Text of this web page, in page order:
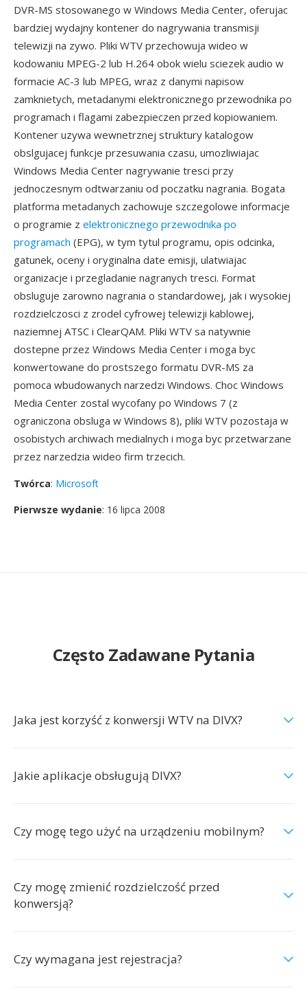
DVR-MS stosowanego w Windows Media Center, oferujac
bardziej wydajny kontener do nagrywania transmisji
telewizji na zywo. Pliki WTV przechowuja wideo w
kodowaniu MPEG-2 lub H.264 obok wielu sciezek audio w
formacie AC-3 lub MPEG, wraz z danymi napisow
zamknietych, metadanymi elektronicznego przewodnika po
programach i flagami zabezpieczen przed kopiowaniem.
Kontener uzywa wewnetrznej struktury katalogow
obslgujacej funkcje przesuwania czasu, umozliwiajac
Windows Media Center nagrywanie tresci przy
jednoczesnym odtwarzaniu od poczatku nagrania. Bogata
platforma metadanych zachowuje szczegolowe informacje
o programie z elektronicznego przewodnika po
programach (EPG), w tym tytul programu, opis odcinka,
gatunek, oceny i oryginalna date emisji, ulatwiajac
organizacje i przegladanie nagranych tresci. Format
obsluguje zarowno nagrania o standardowej, jak i wysokiej
rozdzielczosci z zrodel cyfrowej telewizji kablowej,
naziemnej ATSC i ClearQAM. Pliki WTV sa natywnie
dostepne przez Windows Media Center i moga byc
konwertowane do prostszego formatu DVR-MS za
pomoca wbudowanych narzedzi Windows. Choc Windows
Media Center zostal wycofany po Windows 7 (z
ograniczona obsluga w Windows 8), pliki WTV pozostaja w
osobistych archiwach medialnych i moga byc przetwarzane
przez narzedzia wideo firm trzecich.
Twórca: Microsoft
Pierwsze wydanie: 16 lipca 2008
Często Zadawane Pytania
Jaka jest korzyść z konwersji WTV na DIVX?
Jakie aplikacje obsługują DIVX?
Czy mogę tego użyć na urządzeniu mobilnym?
Czy mogę zmienić rozdzielczość przed
konwersją?
Czy wymagana jest rejestracja?